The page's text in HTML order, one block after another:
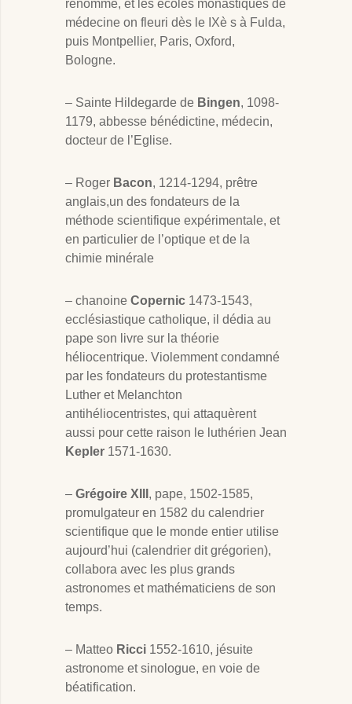
renommé, et les écoles monastiques de
médecine on fleuri dès le IXè s à Fulda,
puis Montpellier, Paris, Oxford,
Bologne.
– Sainte Hildegarde de Bingen, 1098-
1179, abbesse bénédictine, médecin,
docteur de l’Eglise.
– Roger Bacon, 1214-1294, prêtre
anglais,un des fondateurs de la
méthode scientifique expérimentale, et
en particulier de l’optique et de la
chimie minérale
– chanoine Copernic 1473-1543,
ecclésiastique catholique, il dédia au
pape son livre sur la théorie
héliocentrique. Violemment condamné
par les fondateurs du protestantisme
Luther et Melanchton
antihéliocentristes, qui attaquèrent
aussi pour cette raison le luthérien Jean
Kepler 1571-1630.
– Grégoire XIII , pape, 1502-1585,
promulgateur en 1582 du calendrier
scientifique que le monde entier utilise
aujourd’hui (calendrier dit grégorien),
collabora avec les plus grands
astronomes et mathématiciens de son
temps.
– Matteo Ricci 1552-1610, jésuite
astronome et sinologue, en voie de
béatification.